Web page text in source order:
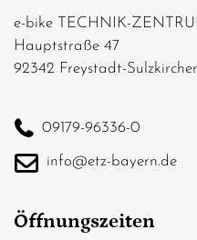
e-bike TECHNIK-
Hauptstraße 47
92342 Freystadt-
09179-96336-0
info@etz-bayern.de
Öffnungszeiten